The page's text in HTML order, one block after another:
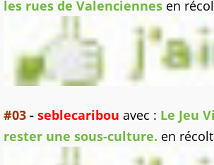
les rues de Valenciennes en
#03 - seblecaribou avec : Le Jeu
rester une sous-culture. en